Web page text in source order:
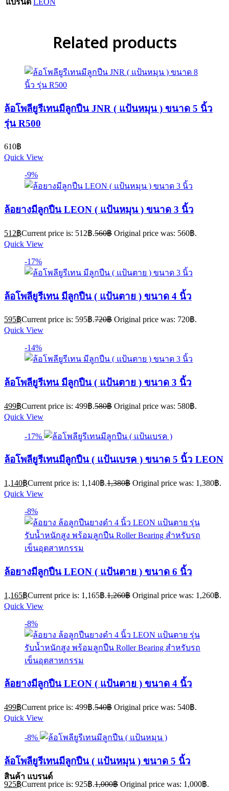
แบรนด์ LEON
Related products
ล้อโพลียูรีเทนมีลูกปืน JNR ( แป้นหมุน ) ขนาด 5 นิ้ว
รุ่น R500
610฿
Quick View
-9%
ล้อยางมีลูกปืน LEON ( แป้นหมุน ) ขนาด 3 นิ้ว
512฿Current price is: 512฿.560฿ Original price was: 560฿.
Quick View
-17%
ล้อโพลียูรีเทน มีลูกปืน ( แป้นตาย ) ขนาด 4 นิ้ว
595฿Current price is: 595฿.720฿ Original price was: 720฿.
Quick View
-14%
ล้อโพลียูรีเทน มีลูกปืน ( แป้นตาย ) ขนาด 3 นิ้ว
499฿Current price is: 499฿.580฿ Original price was: 580฿.
Quick View
-17%
ล้อโพลียูรีเทนมีลูกปืน ( แป้นเบรค ) ขนาด 5 นิ้ว LEON
1,140฿Current price is: 1,140฿.1,380฿ Original price was: 1,380฿.
Quick View
-8%
ล้อยางมีลูกปืน LEON ( แป้นตาย ) ขนาด 6 นิ้ว
1,165฿Current price is: 1,165฿.1,260฿ Original price was: 1,260฿.
Quick View
-8%
ล้อยางมีลูกปืน LEON ( แป้นตาย ) ขนาด 4 นิ้ว
499฿Current price is: 499฿.540฿ Original price was: 540฿.
Quick View
-8%
ล้อโพลียูรีเทนมีลูกปืน ( แป้นหมุน ) ขนาด 5 นิ้ว
925฿Current price is: 925฿.1,000฿ Original price was: 1,000฿.
สินค้า แบรนด์